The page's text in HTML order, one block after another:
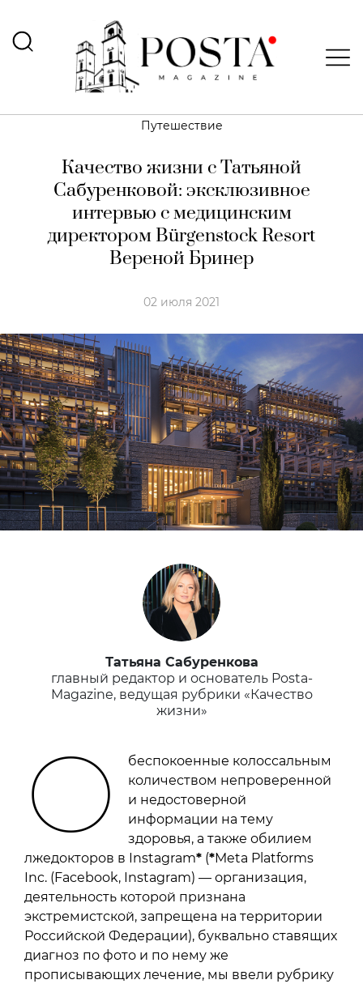
Путешествие
Качество жизни c Татьяной
Сабуренковой: эксклюзивное
интервью с медицинским
директором Bürgenstock Resort
Вереной Бринер
02 июля 2021
Татьяна Сабуренкова
главный редактор и основатель Posta-
Magazine, ведущая рубрики «Качество
жизни»
О
беспокоенные колоссальным
количеством непроверенной
и недостоверной
информации на тему
здоровья, а также обилием
лжедокторов в Instagram* (*Meta Platforms
Inc. (Facebook, Instagram) — организация,
деятельность которой признана
экстремистской, запрещена на территории
Российской Федерации), буквально ставящих
диагноз по фото и по нему же
прописывающих лечение, мы ввели рубрику